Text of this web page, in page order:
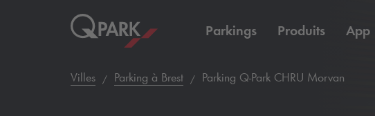
Parkings Produits App
Villes Parking à Brest Parking Q-Park CHRU Morvan